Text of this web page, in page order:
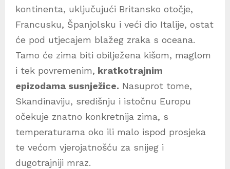
kontinenta, uključujući Britansko otočje,
Francusku, Španjolsku i veći dio Italije, ostat
će pod utjecajem blažeg zraka s oceana.
Tamo će zima biti obilježena kišom, maglom
i tek povremenim, kratkotrajnim
epizodama susnježice. Nasuprot tome,
Skandinaviju, središnju i istočnu Europu
očekuje znatno konkretnija zima, s
temperaturama oko ili malo ispod prosjeka
te većom vjerojatnošću za snijeg i
dugotrajniji mraz.